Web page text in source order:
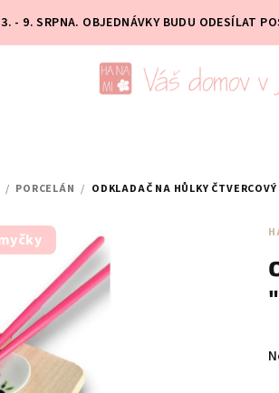
- 9. SRPNA. OBJEDNÁVKY BUDU ODESÍLAT
/ PORCELÁN / ODKLADAČ NA HŮLKY